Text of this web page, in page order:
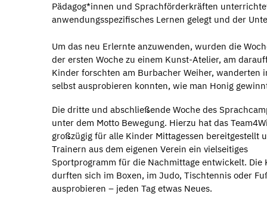
Pädagog*innen und Sprachförderkräften
anwendungsspezifisches Lernen gelegt und der
Um das neu Erlernte anzuwenden, wurden die
der ersten Woche zu einem Kunst-Atelier, am
Kinder forschten am Burbacher Weiher, wanderten
selbst ausprobieren konnten, wie man Honig
Die dritte und abschließende Woche des
unter dem Motto Bewegung. Hierzu hat das
großzügig für alle Kinder Mittagessen bereitgestellt
Trainern aus dem eigenen Verein ein vielseitiges
Sportprogramm für die Nachmittage entwickelt. Die
durften sich im Boxen, im Judo, Tischtennis oder
ausprobieren – jeden Tag etwas Neues.